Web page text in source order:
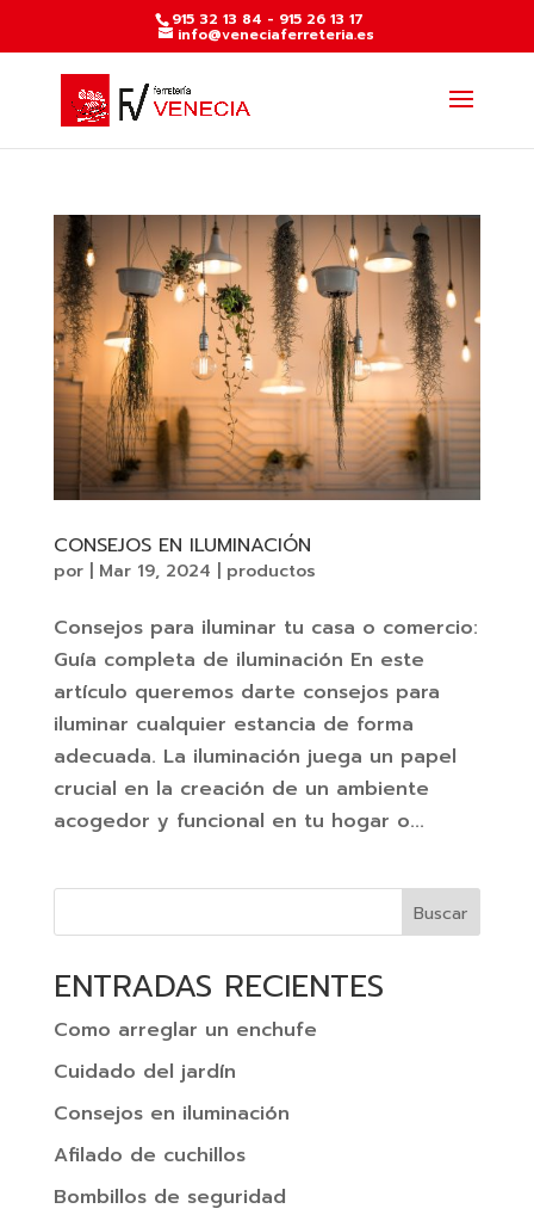
915 32 13 84 - 915 26 13 17
info@veneciaferreteria.es
CONSEJOS EN ILUMINACIÓN
por Mar 19, 2024 productos
Consejos para iluminar tu casa o comercio:
Guía completa de iluminación En este
artículo queremos darte consejos para
iluminar cualquier estancia de forma
adecuada. La iluminación juega un papel
crucial en la creación de un ambiente
acogedor y funcional en tu hogar o...
Buscar
ENTRADAS RECIENTES
Como arreglar un enchufe
Cuidado del jardín
Consejos en iluminación
Afilado de cuchillos
Bombillos de seguridad